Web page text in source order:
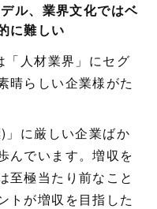
ル、業界文化ではベ
に難しい
「人材業界」にセグ
晴らしい企業様がた
」に厳しい企業ばか
んでいます。増収を
至極当たり前なこと
トが増収を目指した